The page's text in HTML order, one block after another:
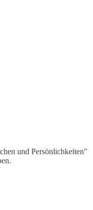
und Persönlichkeiten"